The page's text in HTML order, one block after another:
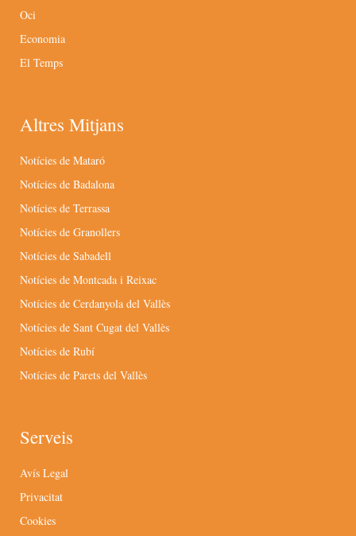
Oci
Economia
El Temps
Altres Mitjans
Notícies de Mataró
Notícies de Badalona
Notícies de Terrassa
Notícies de Granollers
Notícies de Sabadell
Notícies de Montcada i Reixac
Notícies de Cerdanyola del Vallès
Notícies de Sant Cugat del Vallès
Notícies de Rubí
Notícies de Parets del Vallès
Serveis
Avís Legal
Privacitat
Cookies